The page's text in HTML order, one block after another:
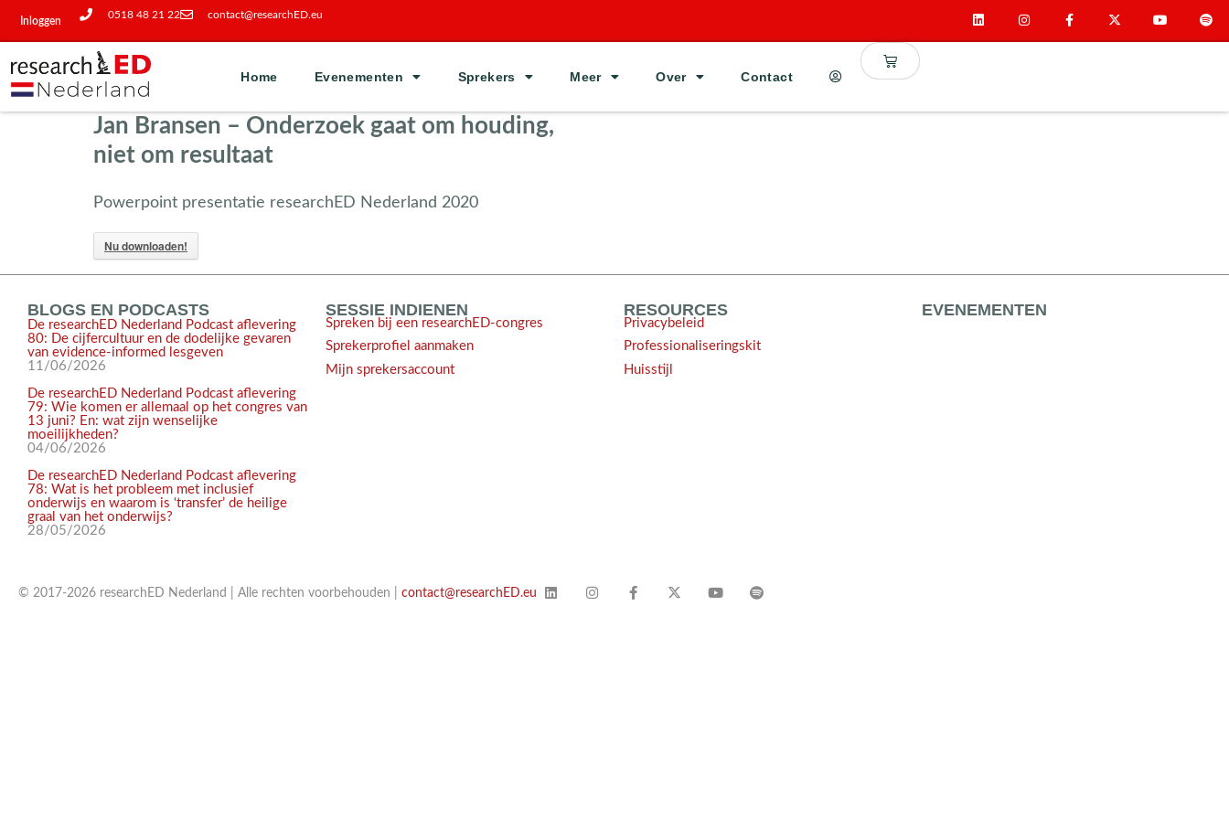
Inloggen
0518 48 21 22 contact@researchED.eu
Home Evenementen Sprekers Meer Over Contact
Jan Bransen – Onderzoek gaat om houding,
niet om resultaat
Powerpoint presentatie researchED Nederland 2020
Nu downloaden!
BLOGS EN PODCASTS
De researchED Nederland Podcast aflevering
80: De cijfercultuur en de dodelijke gevaren
van evidence-informed lesgeven
11/06/2026
De researchED Nederland Podcast aflevering
79: Wie komen er allemaal op het congres van
13 juni? En: wat zijn wenselijke
moeilijkheden?
04/06/2026
De researchED Nederland Podcast aflevering
78: Wat is het probleem met inclusief
onderwijs en waarom is ‘transfer’ de heilige
graal van het onderwijs?
28/05/2026
SESSIE INDIENEN
Spreken bij een researchED-congres
Sprekerprofiel aanmaken
Mijn sprekersaccount
RESOURCES
Privacybeleid
Professionaliseringskit
Huisstijl
EVENEMENTEN
© 2017-2026 researchED Nederland | Alle rechten voorbehouden | contact@researchED.eu